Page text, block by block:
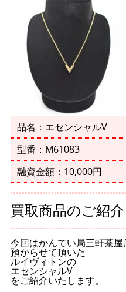
品名：エセンシャルV
型番：M61083
融資金額：10,000円
買取商品のご紹介
今回はかんてい局三軒茶屋
預からせて頂いた
ルイヴィトンの
エセンシャルV
をご紹介いたします。